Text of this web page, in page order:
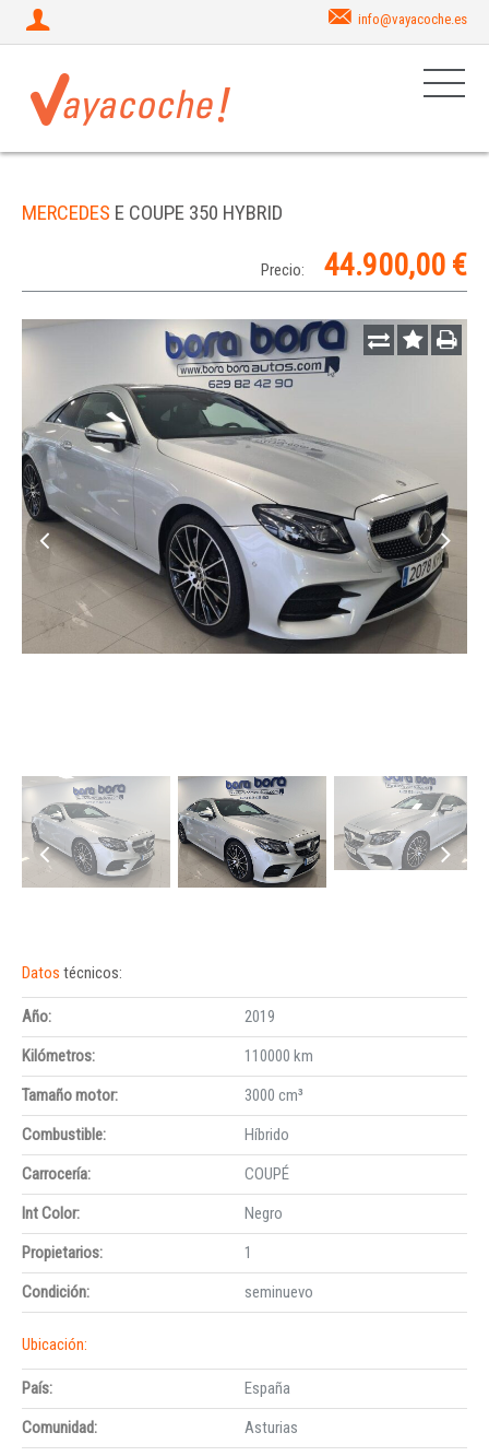
info@vayacoche.es
MERCEDES E COUPE 350 HYBRID
Precio: 44.900,00 €
Datos técnicos:
Año:
2019
Kilómetros:
110000 km
Tamaño motor:
3000 cm³
Combustible:
Híbrido
Carrocería:
COUPÉ
Int Color:
Negro
Propietarios:
1
Condición:
seminuevo
Ubicación:
País:
España
Comunidad:
Asturias